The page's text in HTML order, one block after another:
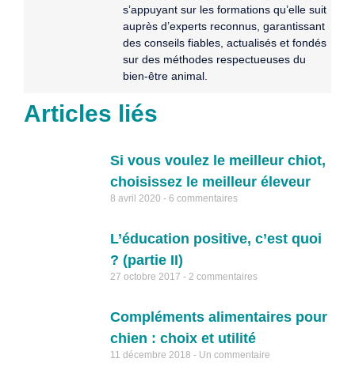
s’appuyant sur les formations qu’elle suit
auprès d’experts reconnus, garantissant
des conseils fiables, actualisés et fondés
sur des méthodes respectueuses du
bien-être animal.
Articles liés
Si vous voulez le meilleur chiot,
choisissez le meilleur éleveur
8 avril 2020 6 commentaires
L’éducation positive, c’est quoi
? (partie II)
27 octobre 2017 2 commentaires
Compléments alimentaires pour
chien : choix et utilité
11 décembre 2018 Un commentaire